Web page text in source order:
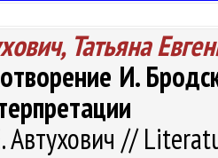
Татьяна
И.
Автухович //